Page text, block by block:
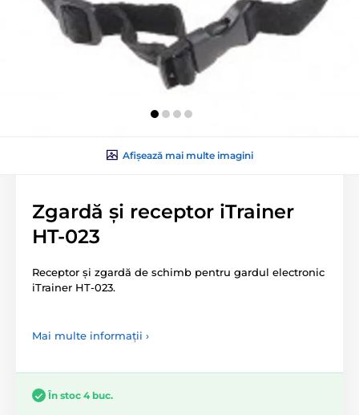
Afișează mai multe imagini
Zgardă și receptor iTrainer
HT-023
Receptor și zgardă de schimb pentru gardul electronic
iTrainer HT-023.
Mai multe informații ›
În stoc 4 buc.